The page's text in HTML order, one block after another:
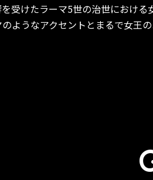
受けたラーマ5世の治世における
ようなアクセントとまるで女王